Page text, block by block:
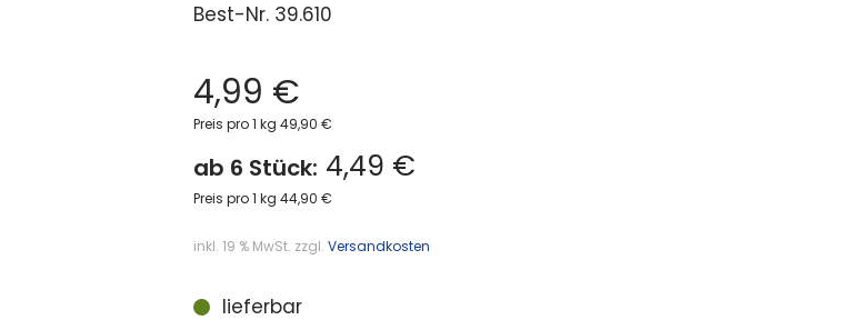
Best-Nr. 39.610
4,99 €
Preis pro 1 kg 49,90 €
ab 6 Stück: 4,49 €
Preis pro 1 kg 44,90 €
inkl. 19 % MwSt. zzgl.Versandkosten
lieferbar